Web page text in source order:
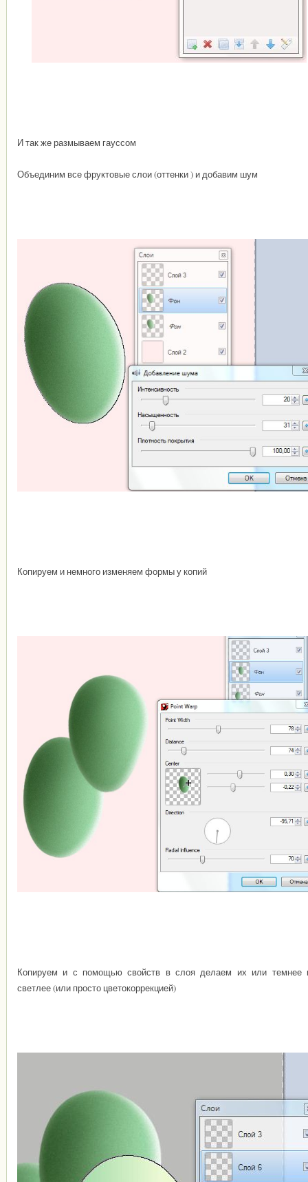
И так же размываем гауссом
Объединим все фруктовые слои (оттенки ) и добавим шум
Копируем и немного изменяем формы у копий
Копируем и с помощью свойств в слоя делаем их или темнее
светлее (или просто цветокоррекцией)